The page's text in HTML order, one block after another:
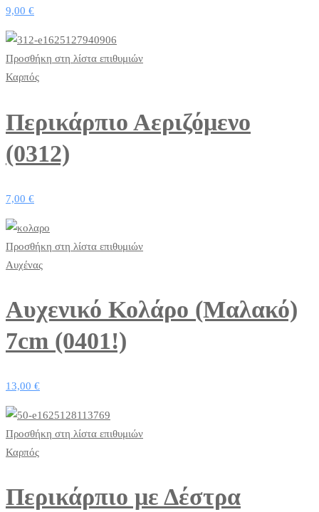
9,00 €
Προσθήκη στη λίστα επιθυμιών
Καρπός
Περικάρπιο Αεριζόμενο
(0312)
7,00 €
Προσθήκη στη λίστα επιθυμιών
Αυχένας
Αυχενικό Κολάρο (Μαλακό)
7cm (0401!)
13,00 €
Προσθήκη στη λίστα επιθυμιών
Καρπός
Περικάρπιο με Δέστρα